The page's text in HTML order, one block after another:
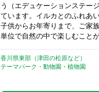
う（エデュケーションステー
ています。イルカとのふれあい
子供からお年寄りまで、ご家
単位で自然の中で楽しむことが
香川県東部（津田の松原など）
テーマパーク・動物園・植物園